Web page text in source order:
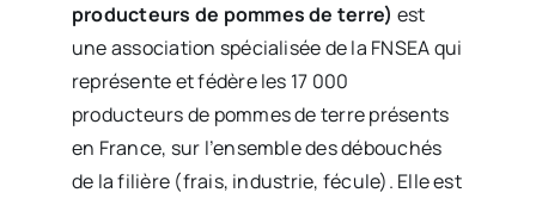
producteurs de pommes de terre) est
une association spécialisée de la FNSEA qui
représente et fédère les 17 000
producteurs de pommes de terre présents
en France, sur l’ensemble des débouchés
de la filière (frais, industrie, fécule). Elle est